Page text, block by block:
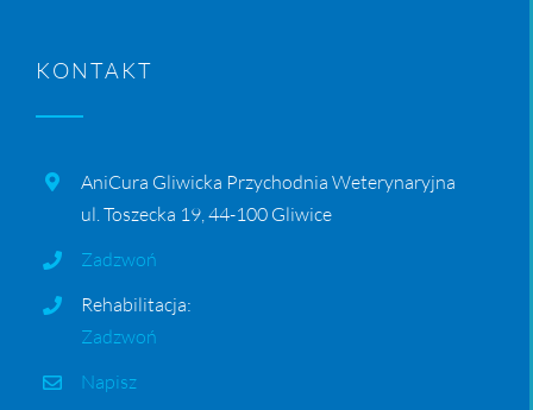
KONTAKT
AniCura Gliwicka Przychodnia Weterynaryjna
ul. Toszecka 19, 44-100 Gliwice
Zadzwoń
Rehabilitacja:
Zadzwoń
Napisz